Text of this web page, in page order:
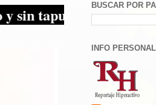
¡Periodismo en sus
BUSCAR POR
INFO PERSONAL